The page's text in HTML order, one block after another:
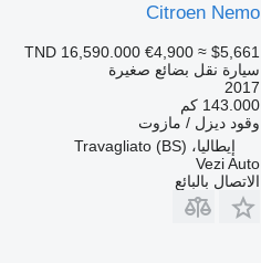
Citroen Nemo
TND 16,590.000 €4,900 ≈ $5,661
سيارة نقل بضائع صغيرة
2017
143.000 كم
وقود ديزل / مازوت
إيطاليا، Travagliato (BS)
Vezi Auto
الاتصال بالبائع